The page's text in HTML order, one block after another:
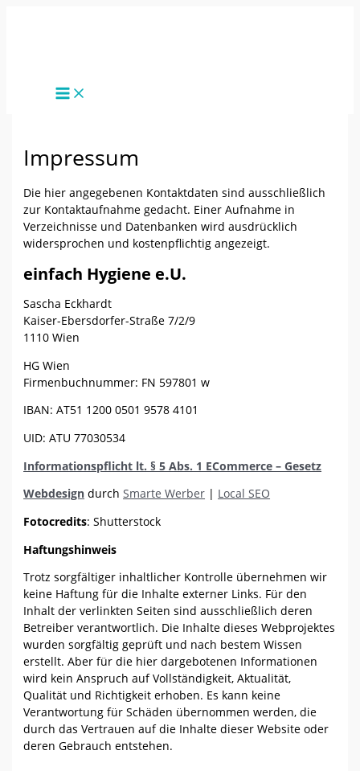
Impressum
Die hier angegebenen Kontaktdaten sind ausschließlich
zur Kontaktaufnahme gedacht. Einer Aufnahme in
Verzeichnisse und Datenbanken wird ausdrücklich
widersprochen und kostenpflichtig angezeigt.
einfach Hygiene e.U.
Sascha Eckhardt
Kaiser-Ebersdorfer-Straße 7/2/9
1110 Wien
HG Wien
Firmenbuchnummer: FN 597801 w
IBAN: AT51 1200 0501 9578 4101
UID: ATU 77030534
Informationspflicht lt. § 5 Abs. 1 ECommerce – Gesetz
Webdesign durchSmarte Werber | Local SEO
Fotocredits: Shutterstock
Haftungshinweis
Trotz sorgfältiger inhaltlicher Kontrolle übernehmen wir
keine Haftung für die Inhalte externer Links. Für den
Inhalt der verlinkten Seiten sind ausschließlich deren
Betreiber verantwortlich. Die Inhalte dieses Webprojektes
wurden sorgfältig geprüft und nach bestem Wissen
erstellt. Aber für die hier dargebotenen Informationen
wird kein Anspruch auf Vollständigkeit, Aktualität,
Qualität und Richtigkeit erhoben. Es kann keine
Verantwortung für Schäden übernommen werden, die
durch das Vertrauen auf die Inhalte dieser Website oder
deren Gebrauch entstehen.